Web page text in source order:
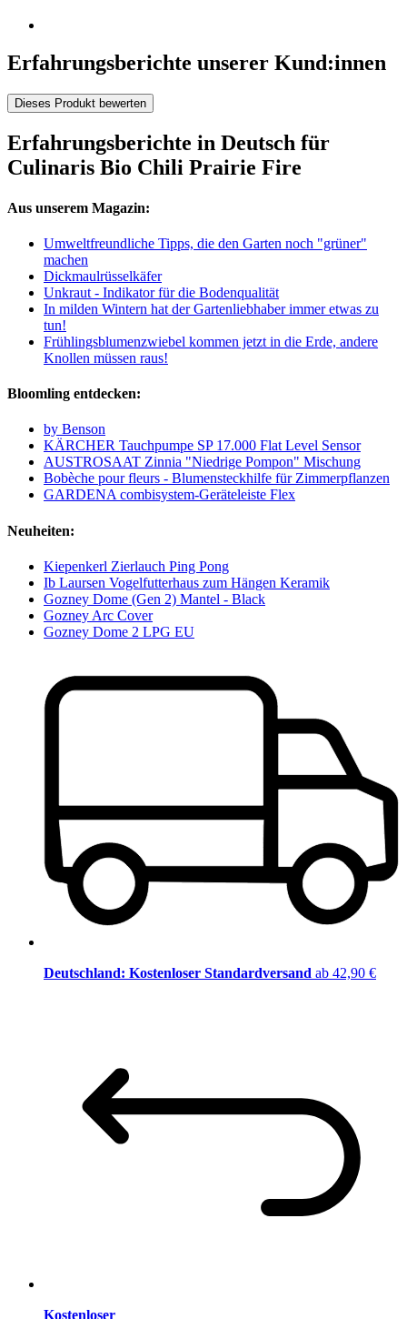
Erfahrungsberichte unserer Kund:innen
Dieses Produkt bewerten
Erfahrungsberichte in Deutsch für
Culinaris Bio Chili Prairie Fire
Aus unserem Magazin:
Umweltfreundliche Tipps, die den Garten noch "grüner"
machen
Dickmaulrüsselkäfer
Unkraut - Indikator für die Bodenqualität
In milden Wintern hat der Gartenliebhaber immer etwas zu
tun!
Frühlingsblumenzwiebel kommen jetzt in die Erde, andere
Knollen müssen raus!
Bloomling entdecken:
by Benson
KÄRCHER Tauchpumpe SP 17.000 Flat Level Sensor
AUSTROSAAT Zinnia "Niedrige Pompon" Mischung
Bobèche pour fleurs - Blumensteckhilfe für Zimmerpflanzen
GARDENA combisystem-Geräteleiste Flex
Neuheiten:
Kiepenkerl Zierlauch Ping Pong
Ib Laursen Vogelfutterhaus zum Hängen Keramik
Gozney Dome (Gen 2) Mantel - Black
Gozney Arc Cover
Gozney Dome 2 LPG EU
Deutschland: Kostenloser Standardversand ab 42,90 €
Kostenloser